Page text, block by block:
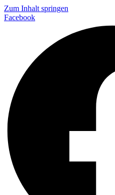
Zum Inhalt springen
Facebook